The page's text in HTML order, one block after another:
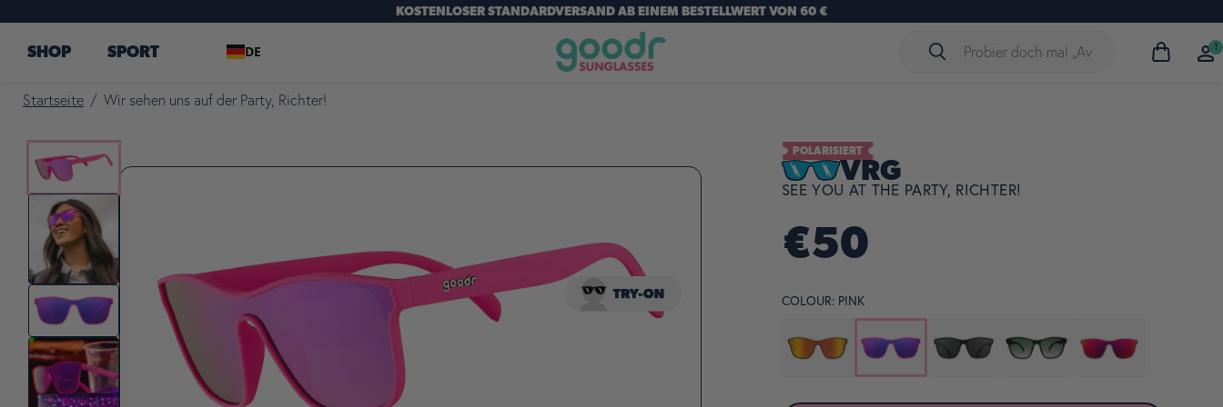
KOSTENLOSER STANDARDVERSAND AB EINEM BESTELLWERT VON 60 €
SHOP SPORT DE !
Startseite / Wir sehen uns auf der Party, Richter!
POLARISIERT
VRG
SEE YOU AT THE PARTY, RICHTER!
€50
COLOUR: PINK